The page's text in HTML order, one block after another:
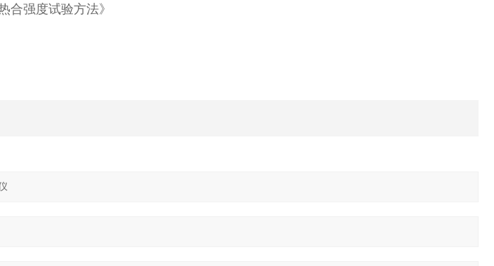
合强度试验方法》